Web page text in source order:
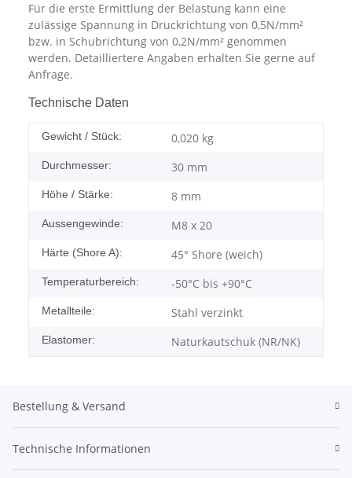
Für die erste Ermittlung der Belastung kann eine
zulässige Spannung in Druckrichtung von 0,5N/mm²
bzw. in Schubrichtung von 0,2N/mm² genommen
werden. Detailliertere Angaben erhalten Sie gerne auf
Anfrage.
Technische Daten
Gewicht / Stück: 0,020 kg
Durchmesser: 30 mm
Höhe / Stärke: 8 mm
Aussengewinde: M8 x 20
Härte (Shore A): 45° Shore (weich)
Temperaturbereich: -50°C bis +90°C
Metallteile: Stahl verzinkt
Elastomer: Naturkautschuk (NR/NK)
Bestellung & Versand
Technische Informationen